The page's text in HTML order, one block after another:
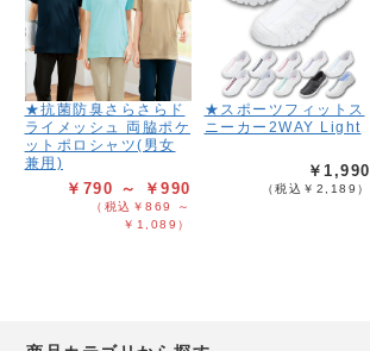
★抗菌防臭さらさらド
ライメッシュ 両脇ポケ
ットポロシャツ(男女
兼用)
￥790 ～ ￥990
（税込￥869 ～
￥1,089）
★スポーツフィットス
ニーカー2WAY Light
￥1,990
（税込￥2,189）